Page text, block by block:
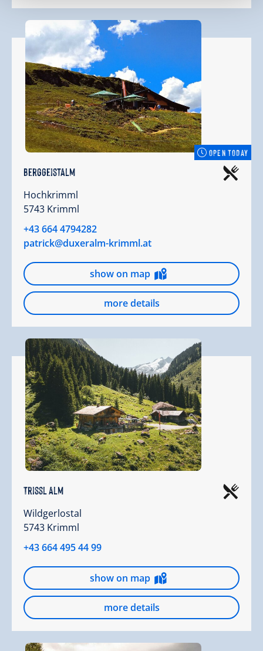
OPEN TODAY
BergGeistAlm
Hochkrimml
5743 Krimml
+43 664 4794282
patrick@duxeralm-krimml.at
show on map
more details
Trissl Alm
Wildgerlostal
5743 Krimml
+43 664 495 44 99
show on map
more details